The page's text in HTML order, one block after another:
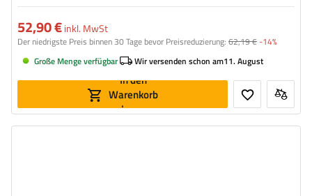
52,90 €inkl. MwSt
Der niedrigste Preis binnen 30 Tage bevor Preisreduzierung: 62,19 €-14%
Große Menge verfügbar
Wir versenden schon am11. August
In den
Warenkorb
legen